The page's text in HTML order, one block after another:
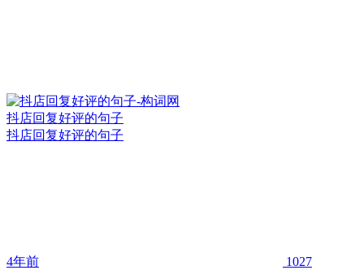
抖店回复好评的句子
抖店回复好评的句子
4年前 1027